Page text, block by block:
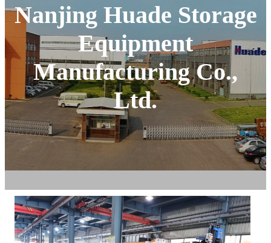
Nanjing Huade Storage
Equipment
Manufacturing Co.,
Ltd.